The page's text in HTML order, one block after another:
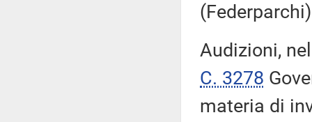
Audizioni,
C. 3278
materia di